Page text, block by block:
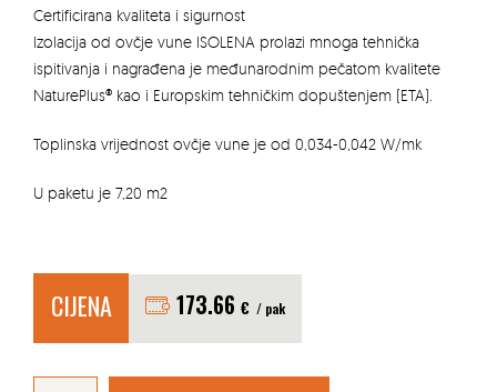
Certificirana kvaliteta i sigurnost
Izolacija od ovčje vune ISOLENA prolazi mnoga tehnička
ispitivanja i nagrađena je međunarodnim pečatom kvalitete
NaturePlus® kao i Europskim tehničkim dopuštenjem (ETA).
Toplinska vrijednost ovčje vune je od 0,034-0,042 W/mk
U paketu je 7,20 m2
CIJENA 173.66 € / pak